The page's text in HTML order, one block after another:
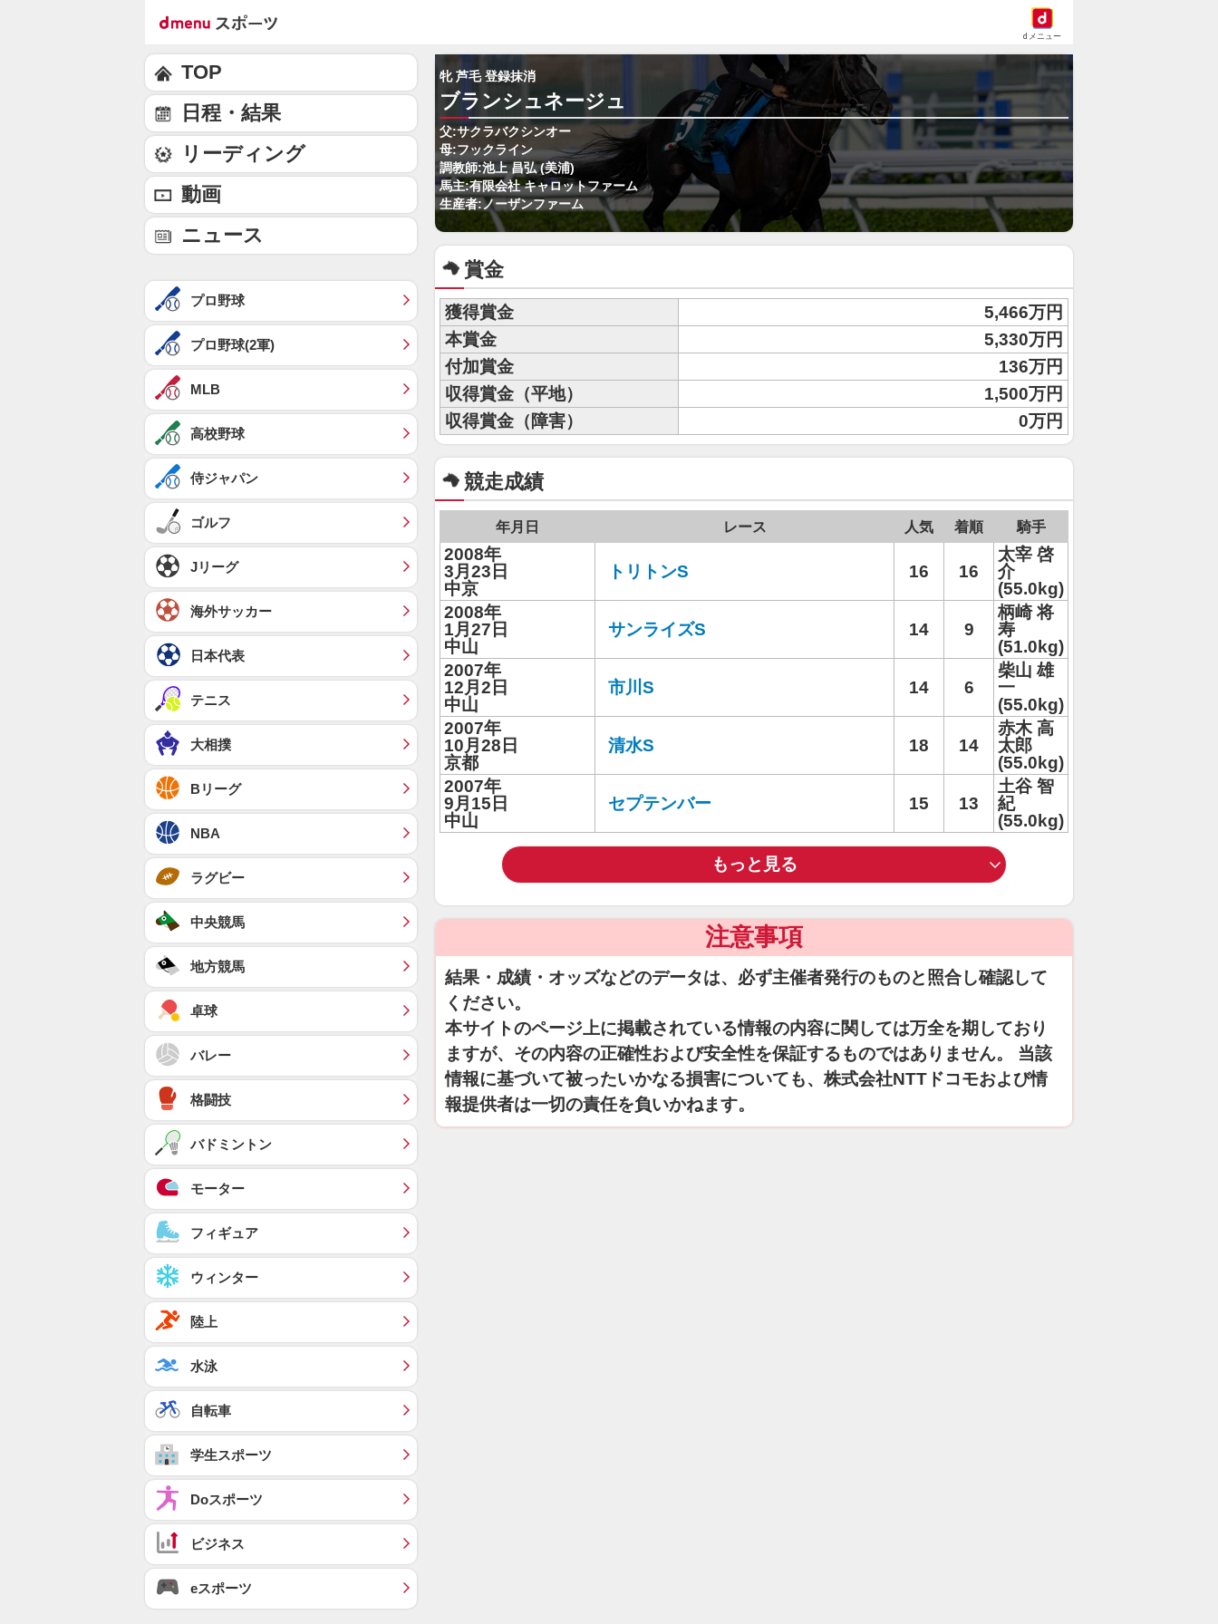
dメニュー
牝 芦毛 登録抹消
ブランシュネージュ
父:サクラバクシンオー
母:フックライン
調教師:池上 昌弘 (美浦)
馬主:有限会社 キャロットファーム
生産者:ノーザンファーム
賞金
獲得賞金
5,466万円
本賞金
5,330万円
付加賞金
136万円
収得賞金（平地）
1,500万円
収得賞金（障害）
0万円
競走成績
年月日 レース 人気 着順 騎手
2008年
3月23日
中京
トリトンS 16 16
太宰 啓
介
(55.0kg)
2008年
1月27日
中山
サンライズS 14 9
柄崎 将
寿
(51.0kg)
2007年
12月2日
中山
市川S 14 6
柴山 雄
一
(55.0kg)
2007年
10月28日
京都
清水S 18 14
赤木 高
太郎
(55.0kg)
2007年
9月15日
中山
セプテンバー 15 13
土谷 智
紀
(55.0kg)
もっと見る
注意事項
結果・成績・オッズなどのデータは、必ず主催者発行のものと照合し確認して
ください。
本サイトのページ上に掲載されている情報の内容に関しては万全を期しており
ますが、その内容の正確性および安全性を保証するものではありません。 当該
情報に基づいて被ったいかなる損害についても、株式会社NTTドコモおよび情
報提供者は一切の責任を負いかねます。
TOP
日程・結果
リーディング
動画
ニュース
プロ野球
プロ野球(2軍)
MLB
高校野球
侍ジャパン
ゴルフ
Jリーグ
海外サッカー
日本代表
テニス
大相撲
Bリーグ
NBA
ラグビー
中央競馬
地方競馬
卓球
バレー
格闘技
バドミントン
モーター
フィギュア
ウィンター
陸上
水泳
自転車
学生スポーツ
Doスポーツ
ビジネス
eスポーツ